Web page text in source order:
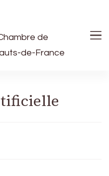
de
de-France